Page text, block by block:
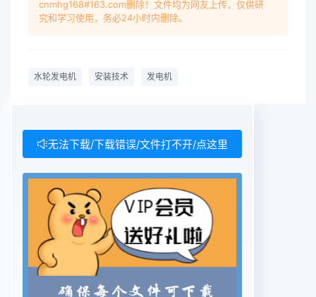
cnmhg168#163.com删除！文件均为网友上传，仅供研
究和学习使用，务必24小时内删除。
水轮发电机 安装技术 发电机
无法下载/下载错误/文件打不开/点这里